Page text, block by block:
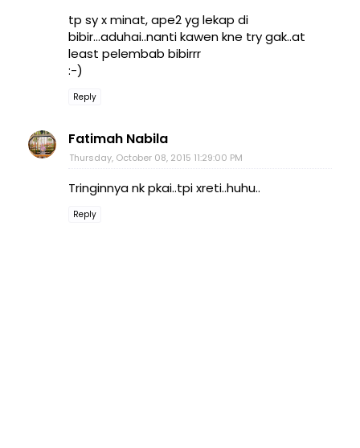
tp sy x minat, ape2 yg lekap di
bibir...aduhai..nanti kawen kne try gak..at
least pelembab bibirrr
:-)
Reply
Fatimah Nabila
Thursday, October 08, 2015 11:29:00 PM
Tringinnya nk pkai..tpi xreti..huhu..
Reply